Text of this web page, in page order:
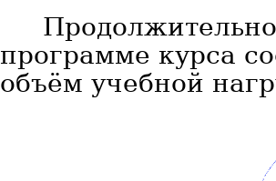
программе курса
объём учебной